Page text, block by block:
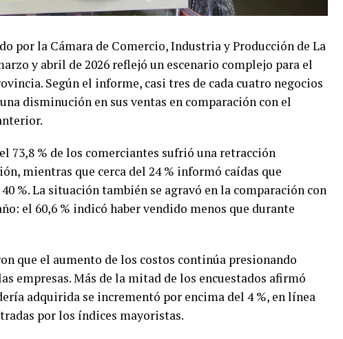
por la Cámara de Comercio, Industria y Producción de La
y abril de 2026 reflejó un escenario complejo para el
Según el informe, casi tres de cada cuatro negocios
disminución en sus ventas en comparación con el
73,8 % de los comerciantes sufrió una retracción
mientras que cerca del 24 % informó caídas que
%. La situación también se agravó en la comparación con
el 60,6 % indicó haber vendido menos que durante
que el aumento de los costos continúa presionando
empresas. Más de la mitad de los encuestados afirmó
adquirida se incrementó por encima del 4 %, en línea
por los índices mayoristas.